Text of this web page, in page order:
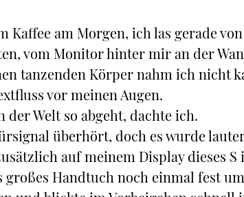
Kaffee am Morgen, ich las gerade
vom Monitor hinter mir an der
tanzenden Körper nahm ich nicht
vor meinen Augen.
der Welt so abgeht, dachte ich.
überhört, doch es wurde
auf meinem Display dieses S i
großes Handtuch noch einmal fest